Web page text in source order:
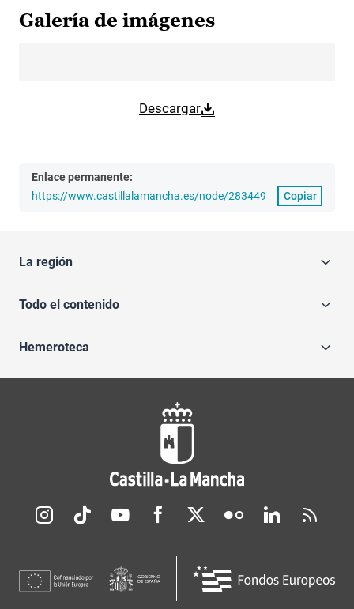
Galería de imágenes
Descargar
Enlace permanente:
https://www.castillalamancha.es/node/283449
Copiar
La región
Todo el contenido
Hemeroteca
Redes sociales JCCM